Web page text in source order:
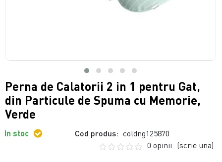
Perna de Calatorii 2 in 1 pentru Gat,
din Particule de Spuma cu Memorie,
Verde
In stoc Cod produs: coldng125870
0 opinii (scrie una)